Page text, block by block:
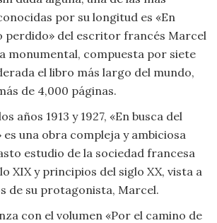
por su longitud es «En
perdido» del escritor francés Marcel
monumental, compuesta por siete
el libro más largo del mundo,
de 4,000 páginas.
años 1913 y 1927, «En busca del
una obra compleja y ambiciosa
estudio de la sociedad francesa
XIX y principios del siglo XX, vista a
de su protagonista, Marcel.
con el volumen «Por el camino de